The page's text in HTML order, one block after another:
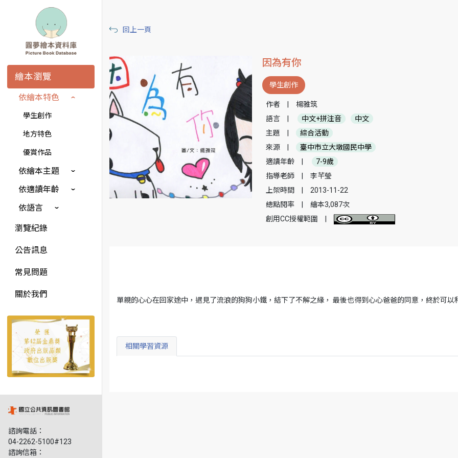
繪本瀏覽
依繪本特色
學生創作
地方特色
優賞作品
依繪本主題
依適讀年齡
依語言
瀏覽紀錄
公告訊息
常見問題
關於我們
諮詢電話：
04-2262-5100#123
諮詢信箱：
回上一頁
因為有你
學生創作
作者
楊雅筑
語言
中文+拼注音
中文
主題
綜合活動
來源
臺中市立大墩國民中學
適讀年齡
7-9歲
指導老師
李芊瑩
上架時間
2013-11-22
總點閱率
繪本3,087次
創用CC授權範圍
單親的心心在回家途中，遇見了流浪的狗狗小鐵，結下了不解之緣， 最後也得到心心爸爸的同意，終於可以
相關學習資源